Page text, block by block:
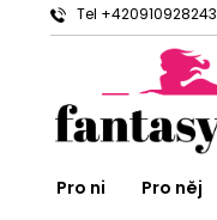
Tel +420910928243
Pro ni Pro něj